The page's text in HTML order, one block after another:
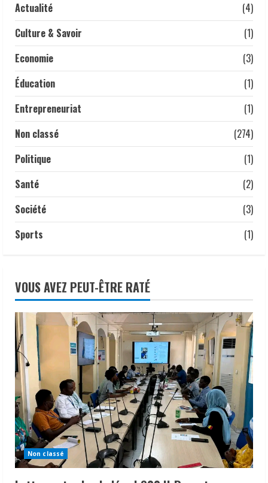
expérience en communication
Tchad | Mme Fatima Goukouni Weddeye,
Ministre des Transports, de l’Aviation
civile et de la Météorologie nationale, a
présidé ce 22 juillet 2026 une réunion
interministérielle consacrée à la mise
en œuvre de la décision du président de
Idriss Déby Itno, supprimant l’obligation
ressortissants des pays africains.
Actualité
(4)
Culture & Savoir
(1)
Economie
(3)
Éducation
(1)
Entrepreneuriat
(1)
Non classé
(274)
Politique
(1)
Santé
(2)
Société
(3)
Sports
(1)
VOUS AVEZ PEUT-ÊTRE RATÉ
Non classé